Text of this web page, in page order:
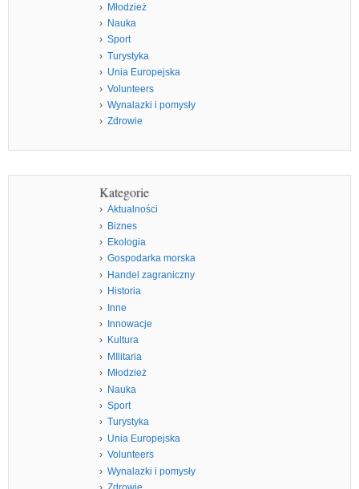
Młodzież
Nauka
Sport
Turystyka
Unia Europejska
Volunteers
Wynalazki i pomysły
Zdrowie
Kategorie
Aktualności
Biznes
Ekologia
Gospodarka morska
Handel zagraniczny
Historia
Inne
Innowacje
Kultura
MIlitaria
Młodzież
Nauka
Sport
Turystyka
Unia Europejska
Volunteers
Wynalazki i pomysły